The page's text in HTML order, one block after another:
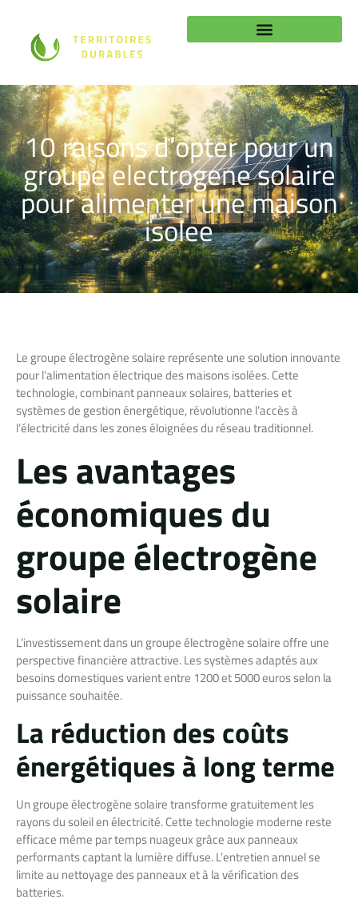
10 raisons d’opter pour un
groupe electrogene solaire
pour alimenter une maison
isolee
Le groupe électrogène solaire représente une solution innovante
pour l’alimentation électrique des maisons isolées. Cette
technologie, combinant panneaux solaires, batteries et
systèmes de gestion énergétique, révolutionne l’accès à
l’électricité dans les zones éloignées du réseau traditionnel.
Les avantages
économiques du
groupe électrogène
solaire
L’investissement dans un groupe électrogène solaire offre une
perspective financière attractive. Les systèmes adaptés aux
besoins domestiques varient entre 1200 et 5000 euros selon la
puissance souhaitée.
La réduction des coûts
énergétiques à long terme
Un groupe électrogène solaire transforme gratuitement les
rayons du soleil en électricité. Cette technologie moderne reste
efficace même par temps nuageux grâce aux panneaux
performants captant la lumière diffuse. L’entretien annuel se
limite au nettoyage des panneaux et à la vérification des
batteries.